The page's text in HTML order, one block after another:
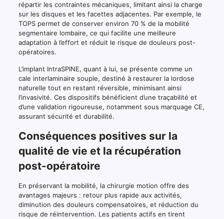
répartir les contraintes mécaniques, limitant ainsi la charge
sur les disques et les facettes adjacentes. Par exemple, le
TOPS permet de conserver environ 70 % de la mobilité
segmentaire lombaire, ce qui facilite une meilleure
adaptation à l’effort et réduit le risque de douleurs post-
opératoires.
L’implant IntraSPINE, quant à lui, se présente comme un
cale interlaminaire souple, destiné à restaurer la lordose
naturelle tout en restant réversible, minimisant ainsi
l’invasivité. Ces dispositifs bénéficient d’une traçabilité et
d’une validation rigoureuse, notamment sous marquage CE,
assurant sécurité et durabilité.
Conséquences positives sur la
qualité de vie et la récupération
post-opératoire
En préservant la mobilité, la chirurgie motion offre des
avantages majeurs : retour plus rapide aux activités,
diminution des douleurs compensatoires, et réduction du
risque de réintervention. Les patients actifs en tirent